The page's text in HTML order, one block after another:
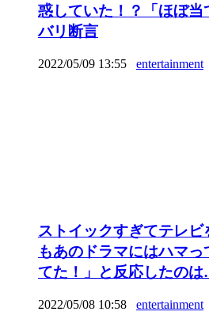
惑していた！？「ほぼ
バリ断言
2022/05/09 13:55 entertainment
ストイックすぎてテレ
もあのドラマにはハマ
てた！」と反応したの
2022/05/08 10:58 entertainment